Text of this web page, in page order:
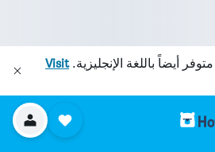
متوفر أيضاً باللغة الإنجليزية.Visit